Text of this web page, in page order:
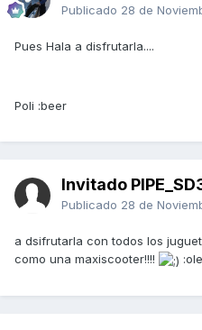
Publicado 28 de
Pues Hala a disfrutarla....
Poli :beer
Invitado
Publicado 28 de
a dsifrutarla con todos los
como una maxiscooter!!!!